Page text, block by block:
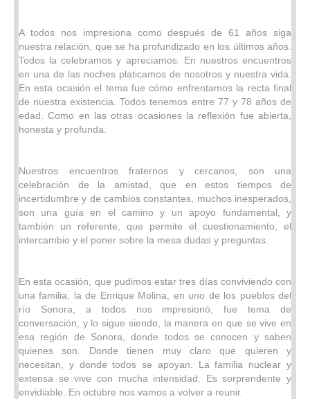
A todos nos impresiona como después de 61 años siga
nuestra relación, que se ha profundizado en los últimos años.
Todos la celebramos y apreciamos. En nuestros encuentros
en una de las noches platicamos de nosotros y nuestra vida.
En esta ocasión el tema fue cómo enfrentamos la recta final
de nuestra existencia. Todos tenemos entre 77 y 78 años de
edad. Como en las otras ocasiones la reflexión fue abierta,
honesta y profunda.
Nuestros encuentros fraternos y cercanos, son una
celebración de la amistad, que en estos tiempos de
incertidumbre y de cambios constantes, muchos inesperados,
son una guía en el camino y un apoyo fundamental, y
también un referente, que permite el cuestionamiento, el
intercambio y el poner sobre la mesa dudas y preguntas.
En esta ocasión, que pudimos estar tres días conviviendo con
una familia, la de Enrique Molina, en uno de los pueblos del
río Sonora, a todos nos impresionó, fue tema de
conversación, y lo sigue siendo, la manera en que se vive en
esa región de Sonora, donde todos se conocen y saben
quienes son. Donde tienen muy claro que quieren y
necesitan, y donde todos se apoyan. La familia nuclear y
extensa se vive con mucha intensidad. Es sorprendente y
envidiable. En octubre nos vamos a volver a reunir.